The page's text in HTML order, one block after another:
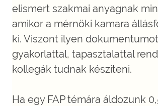
elismert szakmai anyagnak
amikor a mérnöki kamara
ki. Viszont ilyen
gyakorlattal, tapasztalattal
kollegák tudnak készíteni.
Ha egy FAP témára áldozunk